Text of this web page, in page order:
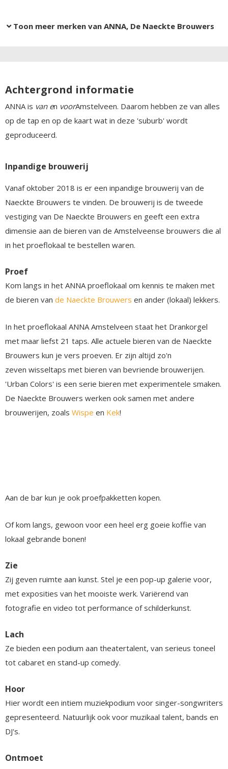
Toon meer merken van ANNA, De Naeckte Brouwers
Achtergrond informatie
ANNA is van en voorAmstelveen. Daarom hebben ze van alles
op de tap en op de kaart wat in deze 'suburb' wordt
geproduceerd.
Inpandige brouwerij
Vanaf oktober 2018 is er een inpandige brouwerij van de
Naeckte Brouwers te vinden. De brouwerij is de tweede
vestiging van De Naeckte Brouwers en geeft een extra
dimensie aan de bieren van de Amstelveense brouwers die al
in het proeflokaal te bestellen waren.
Proef
Kom langs in het ANNA proeflokaal om kennis te maken met
de bieren van de Naeckte Brouwers en ander (lokaal) lekkers.
In het proeflokaal ANNA Amstelveen staat het Drankorgel
met maar liefst 21 taps. Alle actuele bieren van de Naeckte
Brouwers kun je vers proeven. Er zijn altijd zo'n
zeven wisseltaps met bieren van bevriende brouwerijen.
'Urban Colors' is een serie bieren met experimentele smaken.
De Naeckte Brouwers werken ook samen met andere
brouwerijen, zoals Wispe en Kek!
Aan de bar kun je ook proefpakketten kopen.
Of kom langs, gewoon voor een heel erg goeie koffie van
lokaal gebrande bonen!
Zie
Zij geven ruimte aan kunst. Stel je een pop-up galerie voor,
met exposities van het mooiste werk. Variërend van
fotografie en video tot performance of schilderkunst.
Lach
Ze bieden een podium aan theatertalent, van serieus toneel
tot cabaret en stand-up comedy.
Hoor
Hier wordt een intiem muziekpodium voor singer-songwriters
gepresenteerd. Natuurlijk ook voor muzikaal talent, bands en
DJ's.
Ontmoet